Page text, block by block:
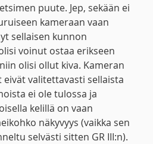
puute. Jep, sekään ei
kameraan vaan
sellaisen kunnon
voinut ostaa erikseen
olisi ollut kiva. Kameran
valitettavasti sellaista
ei ole tulossa ja
kelillä on vaan
näkyvyys (vaikka sen
selvästi sitten GR III:n).